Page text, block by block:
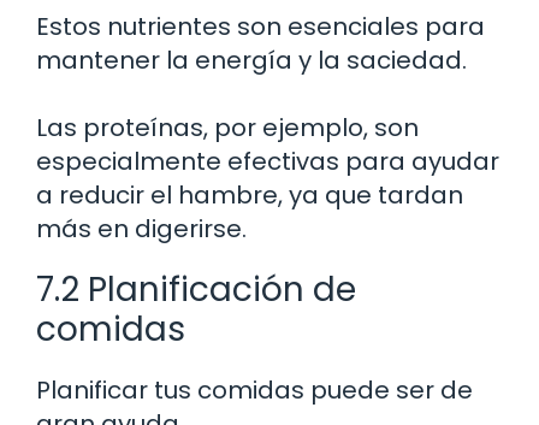
Estos nutrientes son esenciales para
mantener la energía y la saciedad.
Las proteínas, por ejemplo, son
especialmente efectivas para ayudar
a reducir el hambre, ya que tardan
más en digerirse.
7.2 Planificación de
comidas
Planificar tus comidas puede ser de